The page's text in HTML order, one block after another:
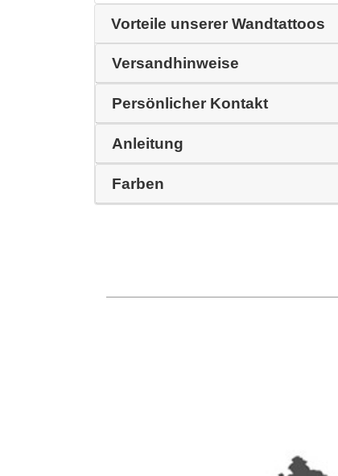
Vorteile unserer Wandtattoos
Versandhinweise
Persönlicher Kontakt
Anleitung
Farben